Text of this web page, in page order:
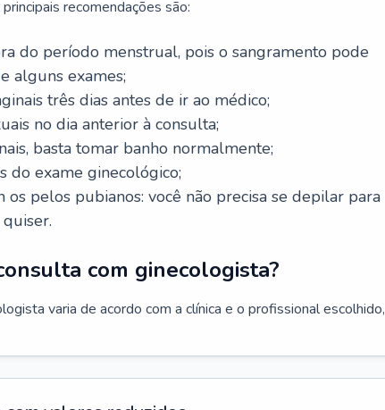
recomendações são:
do período menstrual, pois o sangramento pode
alguns exames;
três dias antes de ir ao médico;
no dia anterior à consulta;
basta tomar banho normalmente;
do exame ginecológico;
os pelos pubianos: você não precisa se depilar para
com ginecologista?
varia de acordo com a clínica e o profissional escolhido,